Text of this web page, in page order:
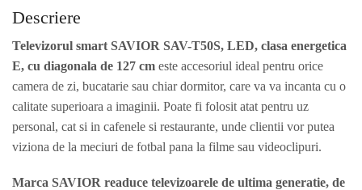
Descriere
Televizorul smart SAVIOR SAV-T50S, LED, clasa energetica
E, cu diagonala de 127 cm este accesoriul ideal pentru orice
camera de zi, bucatarie sau chiar dormitor, care va va incanta cu o
calitate superioara a imaginii. Poate fi folosit atat pentru uz
personal, cat si in cafenele si restaurante, unde clientii vor putea
viziona de la meciuri de fotbal pana la filme sau videoclipuri.
Marca SAVIOR readuce televizoarele de ultima generatie, de